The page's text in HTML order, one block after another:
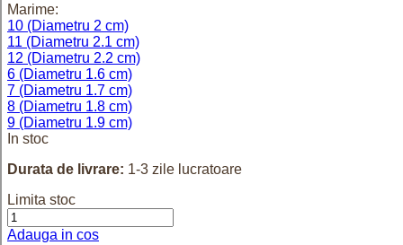
Marime:
10 (Diametru 2 cm)
11 (Diametru 2.1 cm)
12 (Diametru 2.2 cm)
6 (Diametru 1.6 cm)
7 (Diametru 1.7 cm)
8 (Diametru 1.8 cm)
9 (Diametru 1.9 cm)
In stoc
Durata de livrare: 1-3 zile lucratoare
Limita stoc
Adauga in cos